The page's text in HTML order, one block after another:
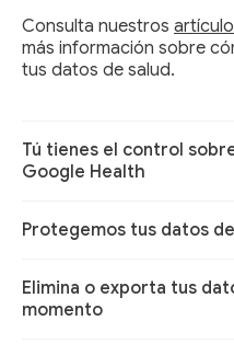
Consulta nuestros
más información sobre
tus datos de salud.
Tú tienes el control
Google Health
Protegemos tus datos
Elimina o exporta tus
momento